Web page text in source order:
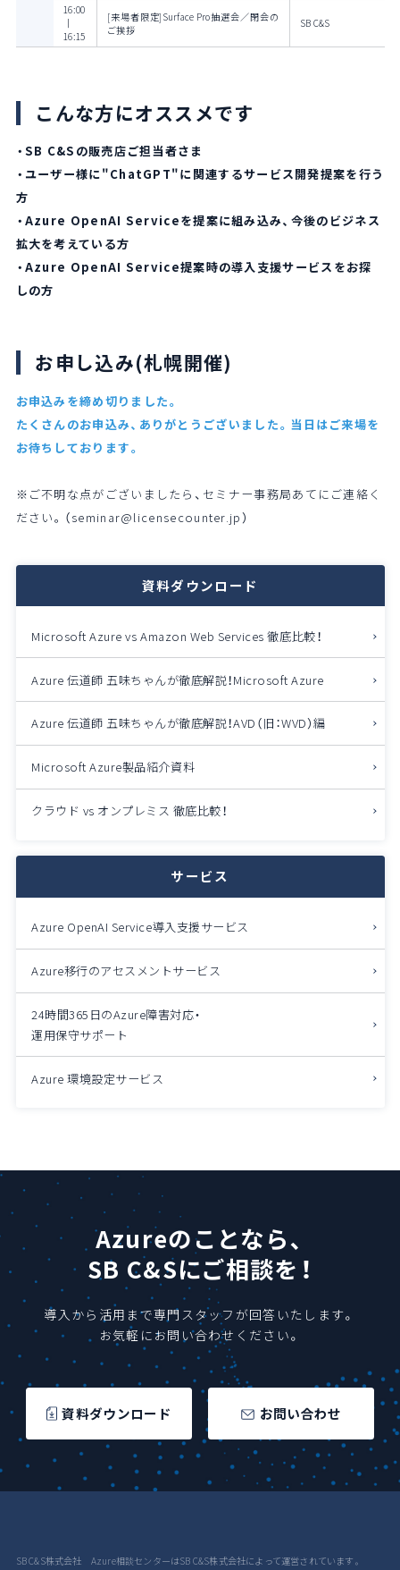
16:00
｜
16:15
[来場者限定]Surface Pro抽選会／閉会の
ご挨拶
SB C&S
こんな方にオススメです
・SB C&Sの販売店ご担当者さま
・ユーザー様に"ChatGPT"に関連するサービス開発提案を行う
方
・Azure OpenAI Serviceを提案に組み込み、今後のビジネス
拡大を考えている方
・Azure OpenAI Service提案時の導入支援サービスをお探
しの方
お申し込み(札幌開催)
お申込みを締め切りました。
たくさんのお申込み、ありがとうございました。当日はご来場を
お待ちしております。
※ご不明な点がございましたら、セミナー事務局あてにご連絡く
ださい。（seminar@licensecounter.jp）
資料ダウンロード
Microsoft Azure vs Amazon Web Services徹底比較！
Azure 伝道師 五味ちゃんが徹底解説！Microsoft Azure
Azure 伝道師 五味ちゃんが徹底解説！AVD（旧：WVD）編
Microsoft Azure製品紹介資料
クラウド vs オンプレミス 徹底比較！
サービス
Azure OpenAI Service導入支援サービス
Azure移行のアセスメントサービス
24時間365日のAzure障害対応・
運用保守サポート
Azure 環境設定サービス
Azureのことなら、
SB C&Sにご相談を！
導入から活用まで専門スタッフが回答いたします。
お気軽にお問い合わせください。
資料ダウンロード お問い合わせ
SB C&S株式会社 Azure相談センターはSB C&S株式会社によって運営されています。